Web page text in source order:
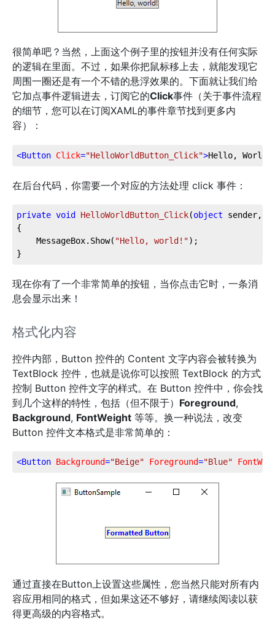
很简单吧？当然，上面这个例子里的按钮并没有任何实际
的逻辑在里面。不过，如果你把鼠标移上去，就能发现它
周围一圈还是有一个不错的悬浮效果的。下面就让我们给
它加点事件逻辑进去，订阅它的Click事件（关于事件流程
的细节，您可以在订阅XAML的事件章节找到更多内
容）：
<Button Click="HelloWorldButton_Click">Hello, World!
在后台代码，你需要一个对应的方法处理 click 事件：
private void HelloWorldButton_Click(object sender,
{
MessageBox.Show( "Hello, world!");
}
现在你有了一个非常简单的按钮，当你点击它时，一条消
息会显示出来！
格式化内容
控件内部，Button 控件的 Content 文字内容会被转换为
TextBlock 控件，也就是说你可以按照 TextBlock 的方式
控制 Button 控件文字的样式。在 Button 控件中，你会找
到几个这样的特性，包括（但不限于） Foreground,
Background, FontWeight 等等。换一种说法，改变
Button 控件文本格式是非常简单的：
<Button Background="Beige" Foreground="Blue"
通过直接在Button上设置这些属性，您当然只能对所有内
容应用相同的格式，但如果这还不够好，请继续阅读以获
得更高级的内容格式。